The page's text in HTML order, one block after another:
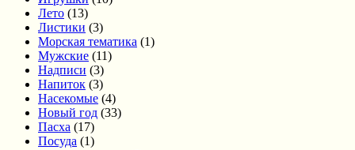
Лето (13)
Листики (3)
Морская тематика (1)
Мужские (11)
Надписи (3)
Напиток (3)
Насекомые (4)
Новый год (33)
Пасха (17)
Посуда (1)